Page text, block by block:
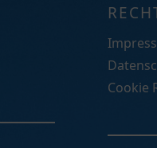
Cookie